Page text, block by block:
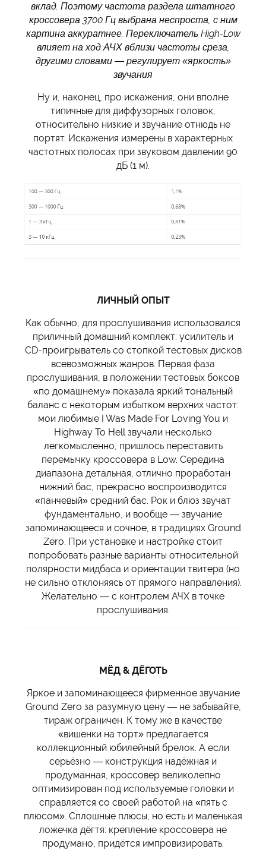
вклад. Поэтому частота раздела штатного
кроссовера 3700 Гц выбрана неспроста, с ним
картина аккуратнее. Переключатель High-Low
влияет на ход АЧХ вблизи частоты среза,
другими словами — регулирует «яркость»
звучания
Ну и, наконец, про искажения, они вполне
типичные для диффузорных головок,
относительно низкие и звучание отнюдь не
портят. Искажения измерены в характерных
частотных полосах при звуковом давлении 90
дБ (1 м).
ЛИЧНЫЙ ОПЫТ
Как обычно, для прослушивания использовался
приличный домашний комплект: усилитель и
CD-проигрыватель со стопкой тестовых дисков
всевозможных жанров. Первая фаза
прослушивания, в положении тестовых боксов
«по домашнему» показала яркий тональный
баланс с некоторым избытком верхних частот:
мои любимые I Was Made For Loving You и
Highway To Hell звучали несколько
легкомысленно, пришлось переставить
перемычку кроссовера в Low. Середина
диапазона детальная, отлично проработан
нижний бас, прекрасно воспроизводится
«панчевый» средний бас. Рок и блюз звучат
фундаментально, и вообще — звучание
запоминающееся и сочное, в традициях Ground
Zero. При установке и настройке стоит
попробовать разные варианты относительной
полярности мидбаса и ориентации твитера (но
не сильно отклоняясь от прямого направления).
Желательно — с контролем АЧХ в точке
прослушивания.
МЁД & ДЁГОТЬ
Яркое и запоминающееся фирменное звучание
Ground Zero за разумную цену — не забывайте,
тираж ограничен. К тому же в качестве
«вишенки на торт» предлагается
коллекционный юбилейный брелок. А если
серьёзно — конструкция надёжная и
продуманная, кроссовер великолепно
оптимизирован под используемые головки и
справляется со своей работой на «пять с
плюсом». Сплошные плюсы, но есть и маленькая
ложечка дёгтя: крепление кроссовера не
продумано, придётся импровизировать.